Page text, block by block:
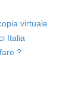
virtuale
Italia
?